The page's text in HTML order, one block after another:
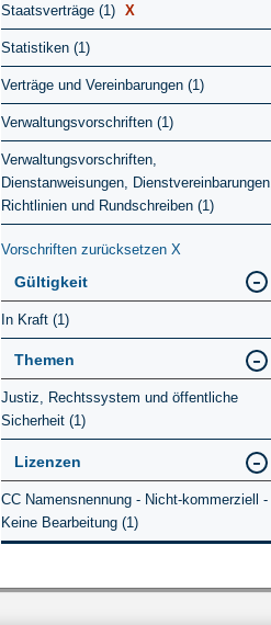
Staatsverträge (1) X
Statistiken (1)
Verträge und Vereinbarungen (1)
Verwaltungsvorschriften (1)
Verwaltungsvorschriften,
Dienstanweisungen, Dienstvereinbarungen,
Richtlinien und Rundschreiben (1)
Vorschriften zurücksetzen X
Gültigkeit
In Kraft (1)
Themen
Justiz, Rechtssystem und öffentliche
Sicherheit (1)
Lizenzen
CC Namensnennung - Nicht-kommerziell -
Keine Bearbeitung (1)